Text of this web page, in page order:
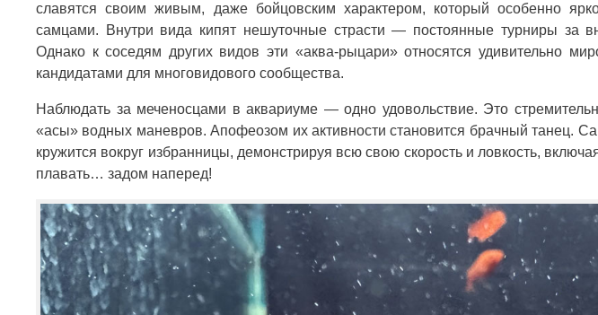
славятся своим живым, даже бойцовским характером, который особенно
самцами. Внутри вида кипят нешуточные страсти — постоянные турниры за
Однако к соседям других видов эти «аква-рыцари» относятся удивительно
кандидатами для многовидового сообщества.
Наблюдать за меченосцами в аквариуме — одно удовольствие. Это
«асы» водных маневров. Апофеозом их активности становится брачный танец.
кружится вокруг избранницы, демонстрируя всю свою скорость и ловкость,
плавать… задом наперед!